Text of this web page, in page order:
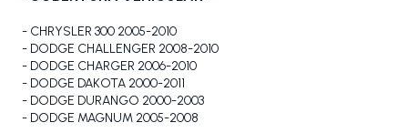
- CHRYSLER 300 2005-2010
- DODGE CHALLENGER 2008-2010
- DODGE CHARGER 2006-2010
- DODGE DAKOTA 2000-2011
- DODGE DURANGO 2000-2003
- DODGE MAGNUM 2005-2008